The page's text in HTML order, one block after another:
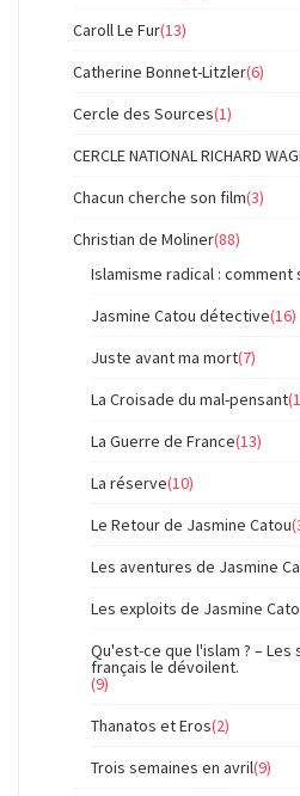
Caroll Le Fur(13)
Catherine Bonnet-Litzler(6)
Cercle des Sources(1)
CERCLE NATIONAL RICHARD
Chacun cherche son film(3)
Christian de Moliner(88)
Islamisme radical :
Jasmine Catou détective(16)
Juste avant ma mort(7)
La Croisade du mal-pensant
La Guerre de France(13)
La réserve(10)
Le Retour de Jasmine Catou
Les aventures de Jasmine
Les exploits de Jasmine
Qu'est-ce que l'islam ? – Les
français le dévoilent.
(9)
Thanatos et Eros(2)
Trois semaines en avril(9)